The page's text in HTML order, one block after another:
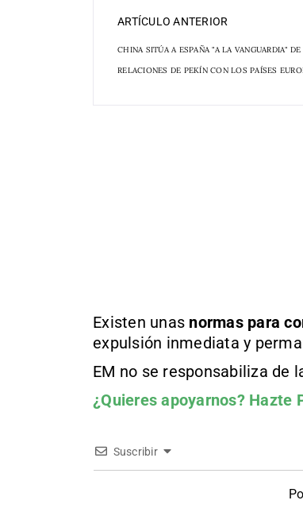
ARTÍCULO ANTERIOR
CHINA SITÚA A ESPAÑA "A LA VANGUARDIA" DE
RELACIONES DE PEKÍN CON LOS PAÍSES
Existen unas normas para
expulsión inmediata y
EM no se responsabiliza de
¿Quieres apoyarnos? Hazte
Suscribir